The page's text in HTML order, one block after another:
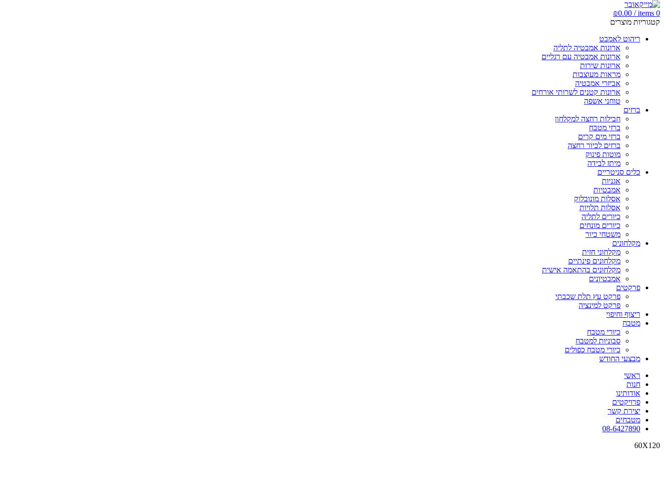
0
items
/
₪0.00
קטגוריות מוצרים
ריהוט לאמבט
ארונות אמבטיה לתליה
ארונות אמבטיה עם רגליים
ארונות שירות
מראות מעוצבות
אביזרי אמבטיה
ארונות קטנים לשרותי אורחים
טוחני אשפה
ברזים
חבילות רחצה למקלחון
ברזי מטבח
ברזי מים קרים
ברזים לכיור רחצה
מוטות פינוק
מיתז לבידה
כלים סניטריים
אגניות
אמבטיות
אסלות מונובלוק
אסלות תלויות
כיורים לתליה
כיורים מונחים
משטחי כיור
מקלחונים
מקלחוני חזית
מקלחונים פינתיים
מקלחונים בהתאמה אישית
אמבטיונים
פרקטים
פרקט עץ תלת שכבתי
פרקט למינציה
ריצוף וחיפוי
מטבח
כיורי מטבח
סבוניות למטבח
כיורי מטבח כפולים
מבצעי החודש
ראשי
חנות
אודותינו
פרויקטים
יצירת קשר
מטבחים
08-6427890
60X120